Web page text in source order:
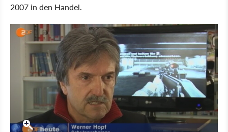
2007 in den Handel.